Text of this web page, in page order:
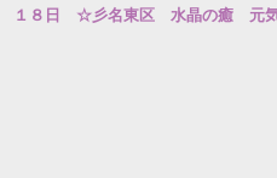
１８日　☆彡名東区　水晶の癒　元